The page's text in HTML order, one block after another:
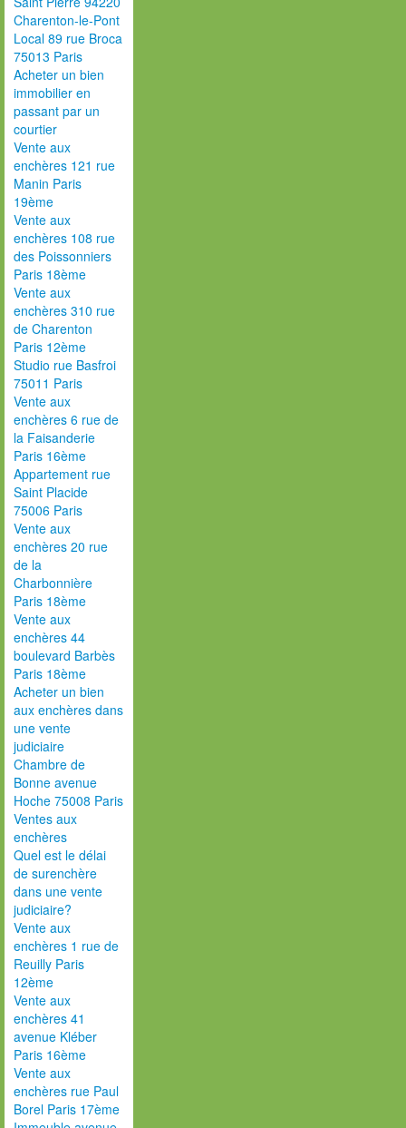
Charenton-le-Pont
Local 89 rue Broca
75013 Paris
Acheter un bien
immobilier en
passant par un
courtier
Vente aux
enchères 121 rue
Manin Paris
19ème
Vente aux
enchères 108 rue
des Poissonniers
Paris 18ème
Vente aux
enchères 310 rue
de Charenton
Paris 12ème
Studio rue Basfroi
75011 Paris
Vente aux
enchères 6 rue de
la Faisanderie
Paris 16ème
Appartement rue
Saint Placide
75006 Paris
Vente aux
enchères 20 rue
de la
Charbonnière
Paris 18ème
Vente aux
enchères 44
boulevard Barbès
Paris 18ème
Acheter un bien
aux enchères dans
une vente
judiciaire
Chambre de
Bonne avenue
Hoche 75008 Paris
Ventes aux
enchères
Quel est le délai
de surenchère
dans une vente
judiciaire?
Vente aux
enchères 1 rue de
Reuilly Paris
12ème
Vente aux
enchères 41
avenue Kléber
Paris 16ème
Vente aux
enchères rue Paul
Borel Paris 17ème